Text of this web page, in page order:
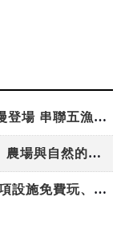
「東北角外澳月夜」8/22-8/23浪漫登場 串聯五漁村、音樂、市集、火舞與慢旅共度夏夜
嘉義鹿草夏日探索趣！結合科學、農場與自然的親子小旅行
高雄最大親子遊樂園8/8開幕！30項設施免費玩、YOYO家族嗨翻暑假